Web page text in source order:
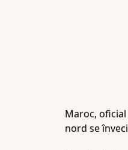
Maroc,
nord se